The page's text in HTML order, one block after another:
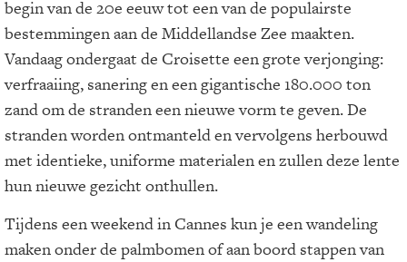
begin van de 20e eeuw tot een van de populairste
bestemmingen aan de Middellandse Zee maakten.
Vandaag ondergaat de Croisette een grote verjonging:
verfraaiing, sanering en een gigantische 180.000 ton
zand om de stranden een nieuwe vorm te geven. De
stranden worden ontmanteld en vervolgens herbouwd
met identieke, uniforme materialen en zullen deze lente
hun nieuwe gezicht onthullen.
Tijdens een weekend in Cannes kun je een wandeling
maken onder de palmbomen of aan boord stappen van